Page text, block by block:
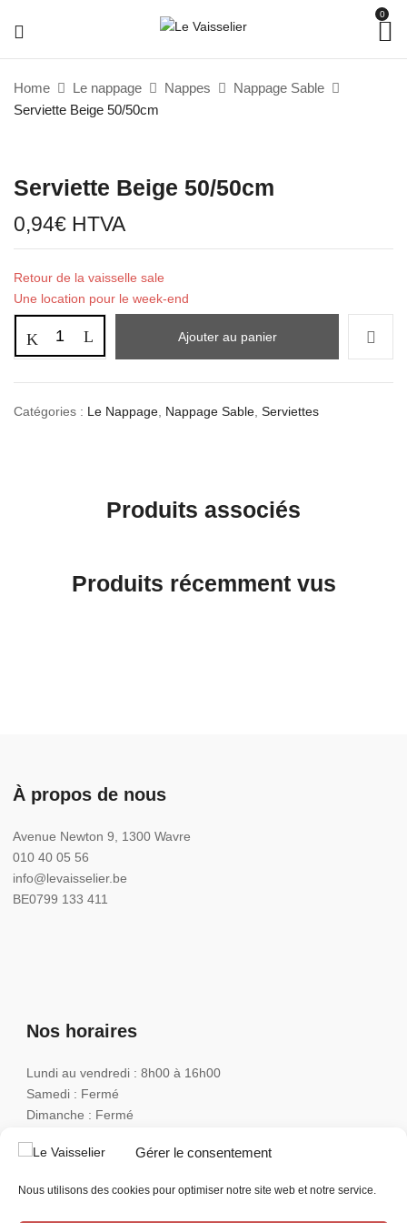
Gérer le consentement
Nous utilisons des cookies pour optimiser notre site web et notre service.
0
Home Le nappage Nappes
Nappage Sable
Serviette Beige 50/50cm
Serviette Beige 50/50cm
0,94€ HTVA
Retour de la vaisselle sale
Une location pour le week-end
Ajouter au panier
Catégories : Le Nappage Nappage Sable Serviettes
Produits associés
Produits récemment vus
À propos de nous
Avenue Newton 9, 1300 Wavre
010 40 05 56
info@levaisselier.be
BE0799 133 411
Nos horaires
Lundi au vendredi : 8h00 à 16h00
Samedi : Fermé
Dimanche : Fermé
JUNIMA & CO SRL 2026